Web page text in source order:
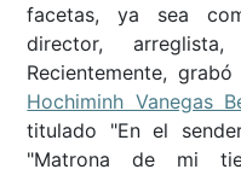
facetas, ya sea
director,
Recientemente,
Hochiminh Vanegas
titulado "En el
"Matrona de mi